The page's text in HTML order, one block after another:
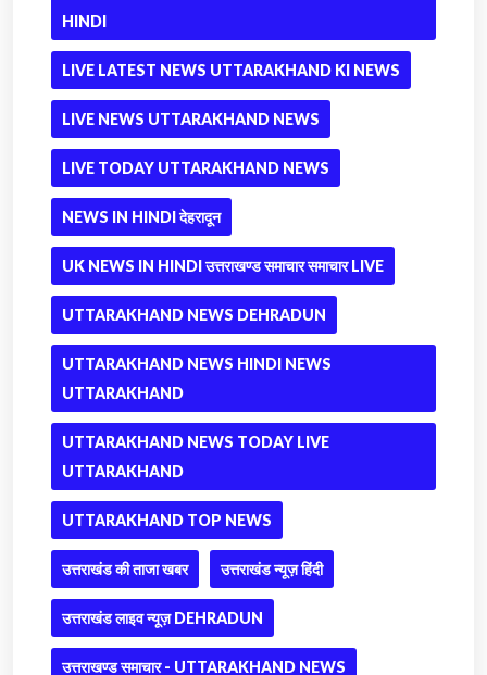
HINDI
LIVE LATEST NEWS UTTARAKHAND KI NEWS
LIVE NEWS UTTARAKHAND NEWS
LIVE TODAY UTTARAKHAND NEWS
NEWS IN HINDI देहरादून
UK NEWS IN HINDI उत्तराखण्ड समाचार समाचार LIVE
UTTARAKHAND NEWS DEHRADUN
UTTARAKHAND NEWS HINDI NEWS
UTTARAKHAND
UTTARAKHAND NEWS TODAY LIVE
UTTARAKHAND
UTTARAKHAND TOP NEWS
उत्तराखंड की ताजा खबर उत्तराखंड न्यूज़ हिंदी
उत्तराखंड लाइव न्यूज़ DEHRADUN
उत्तराखण्ड समाचार - UTTARAKHAND NEWS